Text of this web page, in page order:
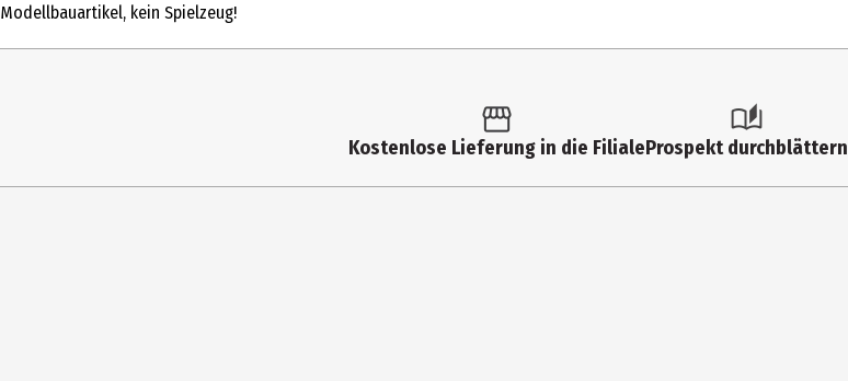
Modellbauartikel, kein Spielzeug!
Kostenlose Lieferung in die FilialeProspekt durchblättern